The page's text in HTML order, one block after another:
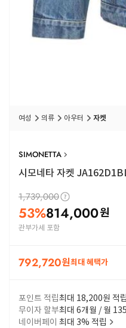
여성 의류 아우터 자켓
SIMONETTA
시모네타 자켓
1,739,000
53%814,000원
관부가세 포함
792,720원최대 혜택가
포인트 적립최대 18,200원 적립
무이자 할부최대 6개월 / 월
네이버페이 최대 3% 적립